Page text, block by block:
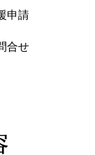
申請
合せ